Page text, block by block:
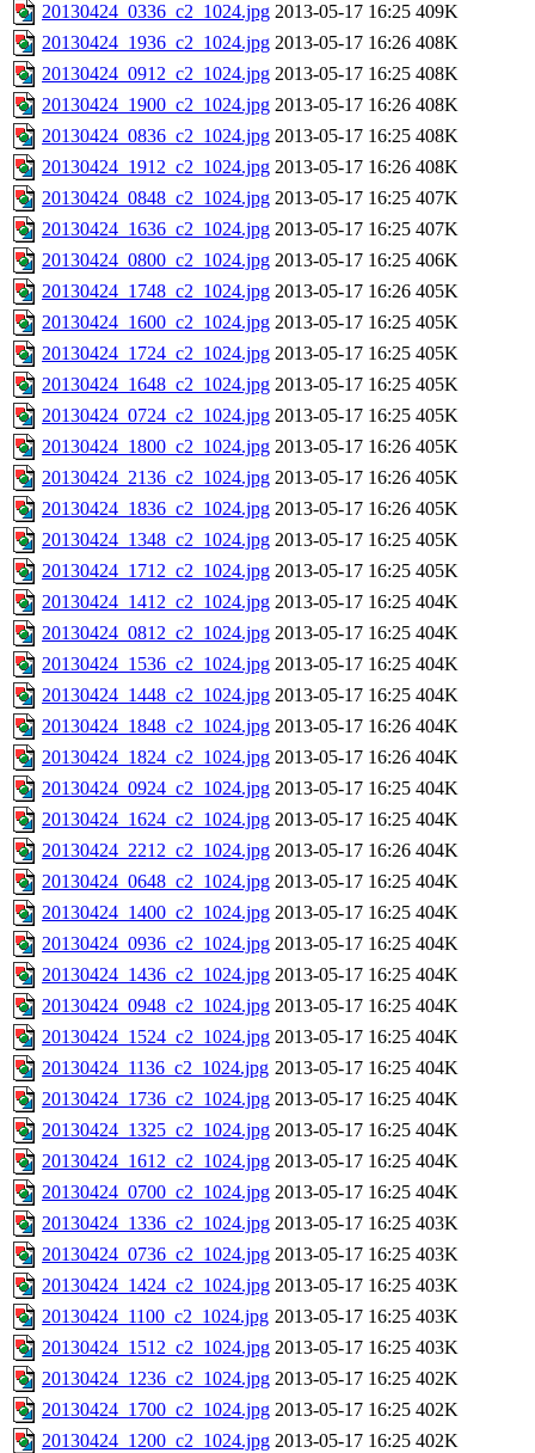
20130424_0336_c2_1024.jpg 2013-05-17 16:25 409K
20130424_1936_c2_1024.jpg 2013-05-17 16:26 408K
20130424_0912_c2_1024.jpg 2013-05-17 16:25 408K
20130424_1900_c2_1024.jpg 2013-05-17 16:26 408K
20130424_0836_c2_1024.jpg 2013-05-17 16:25 408K
20130424_1912_c2_1024.jpg 2013-05-17 16:26 408K
20130424_0848_c2_1024.jpg 2013-05-17 16:25 407K
20130424_1636_c2_1024.jpg 2013-05-17 16:25 407K
20130424_0800_c2_1024.jpg 2013-05-17 16:25 406K
20130424_1748_c2_1024.jpg 2013-05-17 16:26 405K
20130424_1600_c2_1024.jpg 2013-05-17 16:25 405K
20130424_1724_c2_1024.jpg 2013-05-17 16:25 405K
20130424_1648_c2_1024.jpg 2013-05-17 16:25 405K
20130424_0724_c2_1024.jpg 2013-05-17 16:25 405K
20130424_1800_c2_1024.jpg 2013-05-17 16:26 405K
20130424_2136_c2_1024.jpg 2013-05-17 16:26 405K
20130424_1836_c2_1024.jpg 2013-05-17 16:26 405K
20130424_1348_c2_1024.jpg 2013-05-17 16:25 405K
20130424_1712_c2_1024.jpg 2013-05-17 16:25 405K
20130424_1412_c2_1024.jpg 2013-05-17 16:25 404K
20130424_0812_c2_1024.jpg 2013-05-17 16:25 404K
20130424_1536_c2_1024.jpg 2013-05-17 16:25 404K
20130424_1448_c2_1024.jpg 2013-05-17 16:25 404K
20130424_1848_c2_1024.jpg 2013-05-17 16:26 404K
20130424_1824_c2_1024.jpg 2013-05-17 16:26 404K
20130424_0924_c2_1024.jpg 2013-05-17 16:25 404K
20130424_1624_c2_1024.jpg 2013-05-17 16:25 404K
20130424_2212_c2_1024.jpg 2013-05-17 16:26 404K
20130424_0648_c2_1024.jpg 2013-05-17 16:25 404K
20130424_1400_c2_1024.jpg 2013-05-17 16:25 404K
20130424_0936_c2_1024.jpg 2013-05-17 16:25 404K
20130424_1436_c2_1024.jpg 2013-05-17 16:25 404K
20130424_0948_c2_1024.jpg 2013-05-17 16:25 404K
20130424_1524_c2_1024.jpg 2013-05-17 16:25 404K
20130424_1136_c2_1024.jpg 2013-05-17 16:25 404K
20130424_1736_c2_1024.jpg 2013-05-17 16:25 404K
20130424_1325_c2_1024.jpg 2013-05-17 16:25 404K
20130424_1612_c2_1024.jpg 2013-05-17 16:25 404K
20130424_0700_c2_1024.jpg 2013-05-17 16:25 404K
20130424_1336_c2_1024.jpg 2013-05-17 16:25 403K
20130424_0736_c2_1024.jpg 2013-05-17 16:25 403K
20130424_1424_c2_1024.jpg 2013-05-17 16:25 403K
20130424_1100_c2_1024.jpg 2013-05-17 16:25 403K
20130424_1512_c2_1024.jpg 2013-05-17 16:25 403K
20130424_1236_c2_1024.jpg 2013-05-17 16:25 402K
20130424_1700_c2_1024.jpg 2013-05-17 16:25 402K
20130424_1200_c2_1024.jpg 2013-05-17 16:25 402K